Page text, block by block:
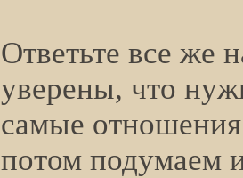
Ответьте все же
уверены, что
самые
потом подумаем